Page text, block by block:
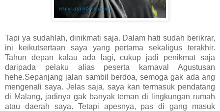
Tapi ya sudahlah, dinikmati saja. Dalam hati sudah berikrar,
ini keikutsertaan saya yang pertama sekaligus terakhir.
Tahun depan kalau ada lagi, cukup jadi penikmat saja
daripada pelaku alias peserta karnaval Agustusan
hehe.Sepanjang jalan sambil berdoa, semoga gak ada ang
mengenali saya. Jelas saja, saya kan termasuk pendatang
di Malang, jadinya gak banyak teman di lingkungan rumah
atau daerah saya. Tetapi apesnya, pas di gang masuk